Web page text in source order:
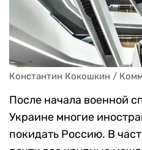
Константин Кокошкин /
После начала военной
Украине многие
покидать Россию. В